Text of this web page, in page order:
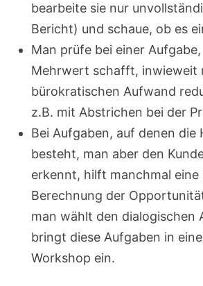
bearbeite sie nur
Bericht) und schaue, ob es
Man prüfe bei einer
Mehrwert schafft, inwieweit
bürokratischen Aufwand
z.B. mit Abstrichen bei der
Bei Aufgaben, auf denen die
besteht, man aber den
erkennt, hilft manchmal eine
Berechnung der
man wählt den dialogischen
bringt diese Aufgaben in
Workshop ein.